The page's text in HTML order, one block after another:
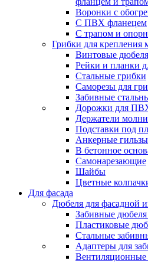
Воронки с
С ПВХ фланецем
С трапом и
Грибки для крепления
Винтовые дюбеля
Рейки и планки
Стальные грибки
Саморезы для
Забивные
Дорожки для
Держатели
Подставки под
Анкерные гильзы
В бетонное
Самонарезающие
Шайбы
Цветные
Для фасада
Дюбеля для фасадной
Забивные дюбеля
Пластиковые
Стальные
Адаптеры для
Вентиляционные